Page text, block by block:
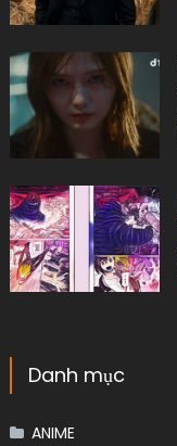
Danh mục
ANIME